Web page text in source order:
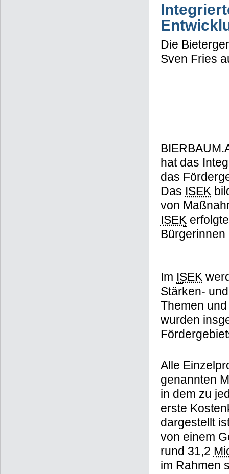
Die
Sven Fries
hat das
das
Das ISEK
von
ISEK
Bürgerinnen
Im ISEK
Stärken-
Themen
wurden
Alle
genannten
in dem zu
erste
dargestellt
von einem
rund 31,2
im Rahmen